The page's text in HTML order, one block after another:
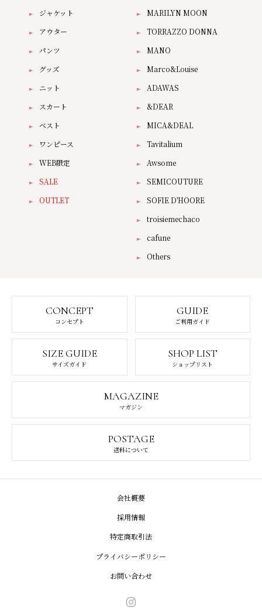
ジャケット
アウター
パンツ
グッズ
ニット
スカート
ベスト
ワンピース
WEB限定
SALE
OUTLET
MARILYN MOON
TORRAZZO DONNA
MANO
Marco&Louise
ADAWAS
&DEAR
MICA&DEAL
Tavitalium
Awsome
SEMICOUTURE
SOFIE D'HOORE
troisiemechaco
cafune
Others
CONCEPT
コンセプト
GUIDE
ご利用ガイド
SIZE GUIDE
サイズガイド
SHOP LIST
ショップリスト
MAGAZINE
マガジン
POSTAGE
送料について
会社概要
採用情報
特定商取引法
プライバシーポリシー
お問い合わせ